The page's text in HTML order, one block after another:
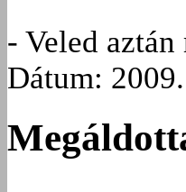
- Veled
Dátum: